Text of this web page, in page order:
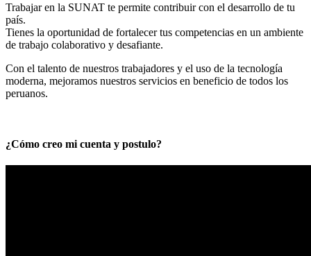
Trabajar en la SUNAT te permite contribuir con el desarrollo de tu
país.
Tienes la oportunidad de fortalecer tus competencias en un ambiente
de trabajo colaborativo y desafiante.
Con el talento de nuestros trabajadores y el uso de la tecnología
moderna, mejoramos nuestros servicios en beneficio de todos los
peruanos.
¿Cómo creo mi cuenta y postulo?